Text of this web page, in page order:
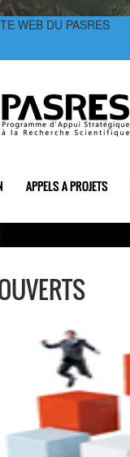
WEB DU PASRES
APPELS A PROJETS